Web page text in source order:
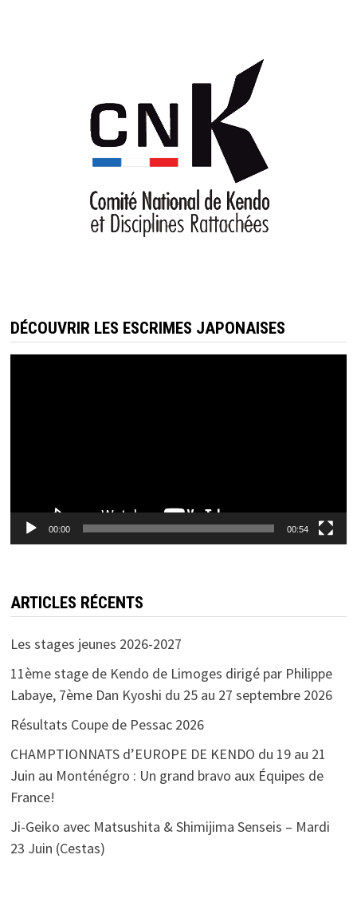
DÉCOUVRIR LES ESCRIMES JAPONAISES
00:00 00:54
ARTICLES RÉCENTS
Les stages jeunes 2026-2027
11ème stage de Kendo de Limoges dirigé par Philippe
Labaye, 7ème Dan Kyoshi du 25 au 27 septembre 2026
Résultats Coupe de Pessac 2026
CHAMPTIONNATS d’EUROPE DE KENDO du 19 au 21
Juin au Monténégro : Un grand bravo aux Équipes de
France!
Ji-Geiko avec Matsushita & Shimijima Senseis – Mardi
23 Juin (Cestas)